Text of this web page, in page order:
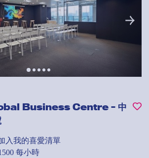
Business Centre - 中
入我的喜愛清單
每小時